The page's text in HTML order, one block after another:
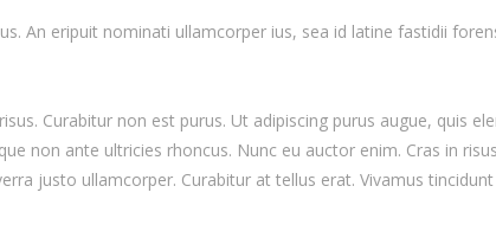
An eripuit nominati ullamcorper ius, sea id latine fastidii
Curabitur non est purus. Ut adipiscing purus augue, quis
non ante ultricies rhoncus. Nunc eu auctor enim. Cras in
justo ullamcorper. Curabitur at tellus erat. Vivamus